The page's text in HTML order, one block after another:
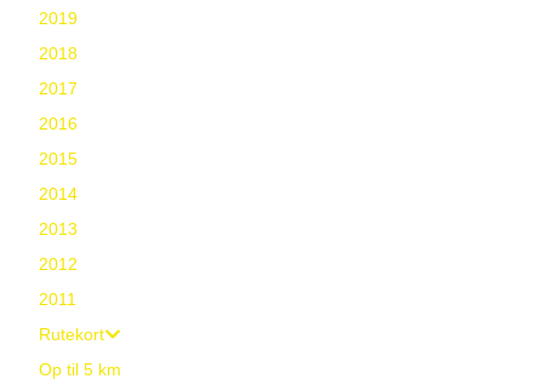
2019
2018
2017
2016
2015
2014
2013
2012
2011
Rutekort
Op til 5 km